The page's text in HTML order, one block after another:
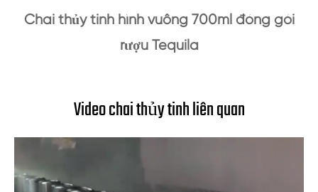
Chai thủy tinh hình vuông 700ml đóng gói
rượu Tequila
Video chai thủy tinh liên quan